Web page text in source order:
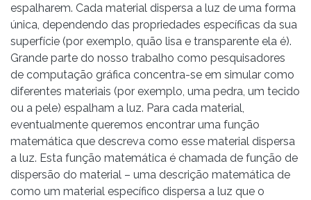
espalharem. Cada material dispersa a luz de uma forma
única, dependendo das propriedades específicas da sua
superfície (por exemplo, quão lisa e transparente ela é).
Grande parte do nosso trabalho como pesquisadores
de computação gráfica concentra-se em simular como
diferentes materiais (por exemplo, uma pedra, um tecido
ou a pele) espalham a luz. Para cada material,
eventualmente queremos encontrar uma função
matemática que descreva como esse material dispersa
a luz. Esta função matemática é chamada de função de
dispersão do material – uma descrição matemática de
como um material específico dispersa a luz que o